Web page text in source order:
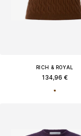
RICH & ROYAL
134,96 €